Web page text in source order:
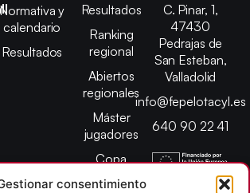
consentimiento
Normativa y
calendario
Resultados
Resultados
Ranking
regional
Abiertos
regionales
Máster
jugadores
Copa
presidente
C. Pinar, 1,
47430
Pedrajas de
San Esteban,
Valladolid
info@fepelotacyl.es
640 90 22 41